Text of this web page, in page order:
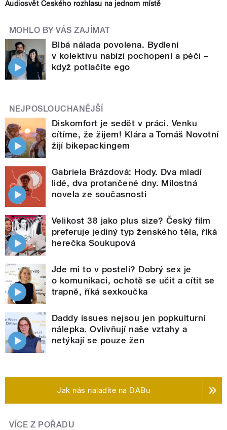
Audiosvět Českého rozhlasu na jednom místě
MOHLO BY VÁS ZAJÍMAT
Blbá nálada povolena. Bydlení
v kolektivu nabízí pochopení a péči –
když potlačíte ego
NEJPOSLOUCHANĚJŠÍ
Diskomfort je sedět v práci. Venku
cítíme, že žijem! Klára a Tomáš Novotní
žijí bikepackingem
Gabriela Brázdová: Hody. Dva mladí
lidé, dva protančené dny. Milostná
novela ze současnosti
Velikost 38 jako plus size? Český film
preferuje jediný typ ženského těla, říká
herečka Soukupová
Jde mi to v posteli? Dobrý sex je
o komunikaci, ochotě se učit a cítit se
trapně, říká sexkoučka
Daddy issues nejsou jen popkulturní
nálepka. Ovlivňují naše vztahy a
netýkají se pouze žen
Jak nás naladíte na DABu
VÍCE Z POŘADU